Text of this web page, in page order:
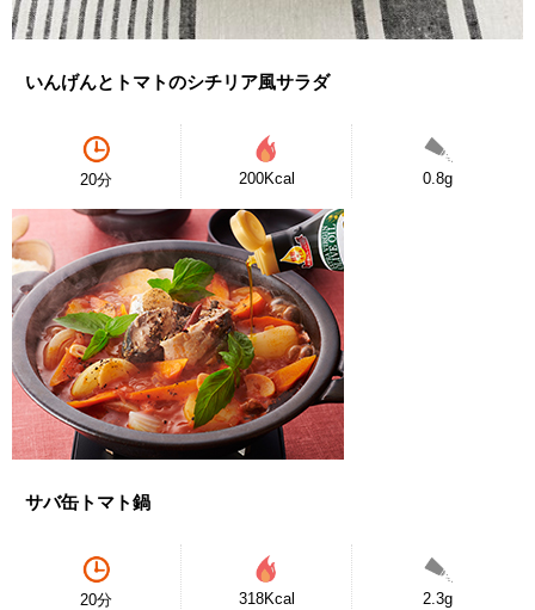
いんげんとトマトのシチリア風サラダ
20分 200Kcal 0.8g
サバ缶トマト鍋
20分 318Kcal 2.3g